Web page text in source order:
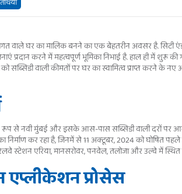
वाले घर का मालिक बनने का एक बेहतरीन अवसर है. सिटी
प्रदान करने में महत्वपूर्ण भूमिका निभाई है. हाल ही में शुरू की
वाली कीमतों पर घर का स्वामित्व प्राप्त करने के नए
मुख्य रूप से नवी मुंबई और इसके आस-पास सब्सिडी वाली दरों पर
निर्माण कर रहा है, जिनमें से 11 अक्टूबर, 2024 को घोषित
स्टेशन एरिया, मानसरोवर, पनवेल, तलोजा और उल्वे में स्थित
प्रोसेस